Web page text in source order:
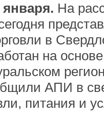
На
в
на
АПИ в
питания и